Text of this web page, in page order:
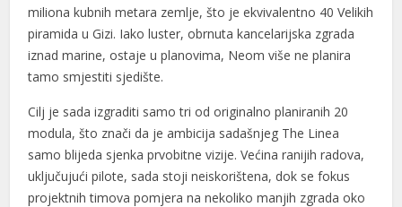
miliona kubnih metara zemlje, što je ekvivalentno 40 Velikih
piramida u Gizi. Iako luster, obrnuta kancelarijska zgrada
iznad marine, ostaje u planovima, Neom više ne planira
tamo smjestiti sjedište.
Cilj je sada izgraditi samo tri od originalno planiranih 20
modula, što znači da je ambicija sadašnjeg The Linea
samo blijeda sjenka prvobitne vizije. Većina ranijih radova,
uključujući pilote, sada stoji neiskorištena, dok se fokus
projektnih timova pomjera na nekoliko manjih zgrada oko